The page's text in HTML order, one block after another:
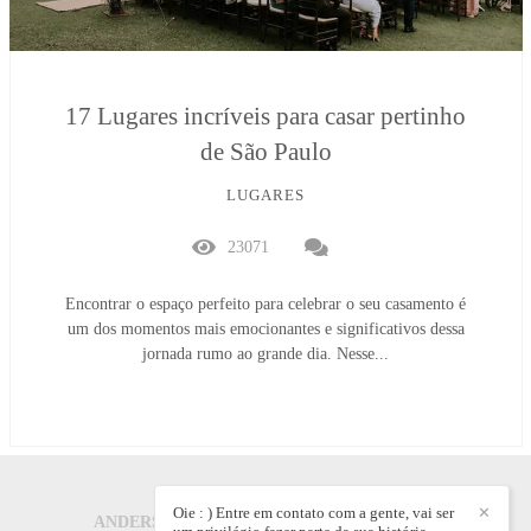
17 Lugares incríveis para casar pertinho
de São Paulo
LUGARES
23071
Encontrar o espaço perfeito para celebrar o seu casamento é
um dos momentos mais emocionantes e significativos dessa
jornada rumo ao grande dia. Nesse...
ANDERSON CARLOS CREPALDI/CONTATO
✕
Oie : ) Entre em contato com a gente, vai ser